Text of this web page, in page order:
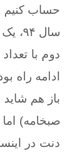
حساب کنیم
سال
دوم با تعداد
ادامه راه
باز هم شاید
صبخامه) اما
دنت در